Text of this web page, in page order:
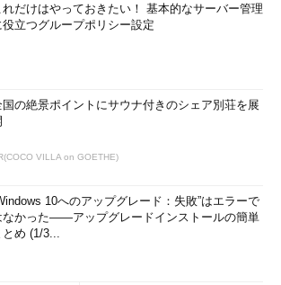
れだけはやっておきたい！ 基本的なサーバー管理
役立つグループポリシー設定
国の絶景ポイントにサウナ付きのシェア別荘を展
VILLA on GOETHE)
10へのアップグレード：失敗”はエラーで
なかった――アップグレードインストールの簡単
とめ (1/3...